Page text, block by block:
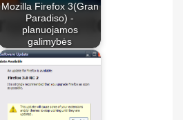
Mozilla Firefox 3(Gran
Paradiso) -
planuojamos
galimybės